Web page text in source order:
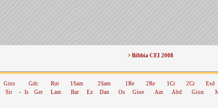
> Bibbia CEI 2008
Gios Gdc Rut 1Sam 2Sam 1Re 2Re 1Cr 2Cr Esd
Sir - Is Ger Lam Bar Ez Dan Os Gioe Am Abd Gion